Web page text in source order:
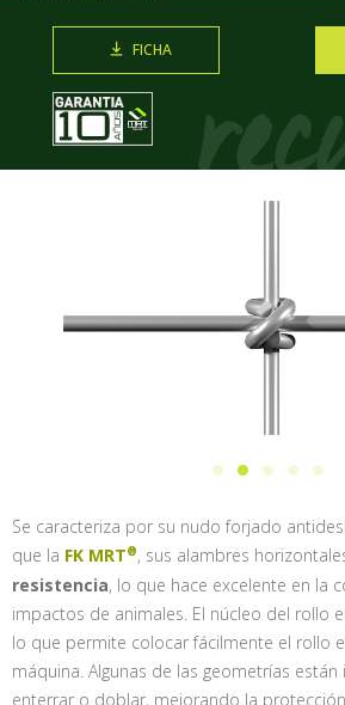
Se caracteriza por su nudo forjado
que la FK MRT , sus alambres
resistencia, lo que hace excelente en la
impactos de animales. El núcleo del rollo
lo que permite colocar fácilmente el rollo
máquina. Algunas de las geometrías
enterrar o doblar, mejorando la
FICHA